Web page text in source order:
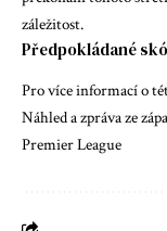
záležitost.
Předpokládané
Pro více informací o
Náhled a zpráva ze
Premier League